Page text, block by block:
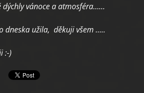
dýchly vánoce a atmosféra……
dneska užila, děkuji všem …..
:-)